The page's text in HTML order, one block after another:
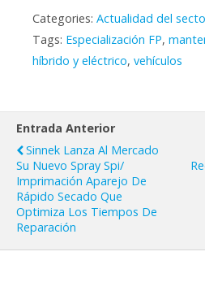
Categories: Actualidad del
Tags: Especialización FP,
híbrido y eléctrico, vehículos
Entrada Anterior
Sinnek Lanza Al Mercado
Su Nuevo Spray Spi/
Imprimación Aparejo De
Rápido Secado Que
Optimiza Los Tiempos De
Reparación